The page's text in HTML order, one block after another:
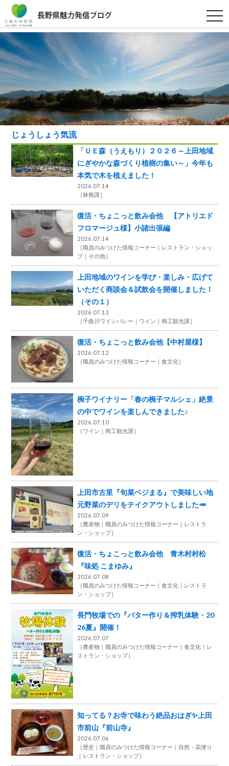
t
o
g
l
e
n
a
g
a
t
o
じょうしょう気流
「ＵＥ森（うえもり）２０２６～上田地域
にぎやかな森づくり植樹の集い～」今年も
本気で木を植えました！
2026.07.14
［林務課］
復活・ちょこっと飲み会他 【アトリエド
フロマージュ様】小諸出張編
2026.07.14
［職員のみつけた情報コーナー
レストラン・ショッ
プ
その他］
上田地域のワインを学び・楽しみ・広げて
いただく商談会＆試飲会を開催しました！
（その１）
2026.07.13
［千曲川ワインバレー ワイン 商工観光課］
復活・ちょこっと飲み会他【中村屋様】
2026.07.12
［職員のみつけた情報コーナー 食文化］
椀子ワイナリー「春の椀子マルシェ」絶景
の中でワインを楽しんできました♪
2026.07.10
［ワイン 商工観光課］
上田市古里『旬菜ベジまる』で美味しい地
元野菜のデリをテイクアウトしました🥕
2026.07.09
［農産物 職員のみつけた情報コーナー
レストラ
ン・ショップ］
復活・ちょこっと飲み会他 青木村村松
『味処 こまゆみ』
2026.07.08
［職員のみつけた情報コーナー 食文化
レストラ
ン・ショップ］
長門牧場での『バター作り＆搾乳体験・20
26夏』開催！
2026.07.07
［農産物 職員のみつけた情報コーナー 食文化
レ
ストラン・ショップ］
知ってる？お寺で味わう絶品おはぎ✨上田
市前山『前山寺』
2026.07.06
［歴史 職員のみつけた情報コーナー
自然・花便り
レストラン・ショップ］